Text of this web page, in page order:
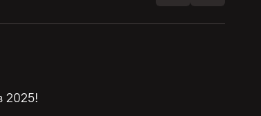
2025!